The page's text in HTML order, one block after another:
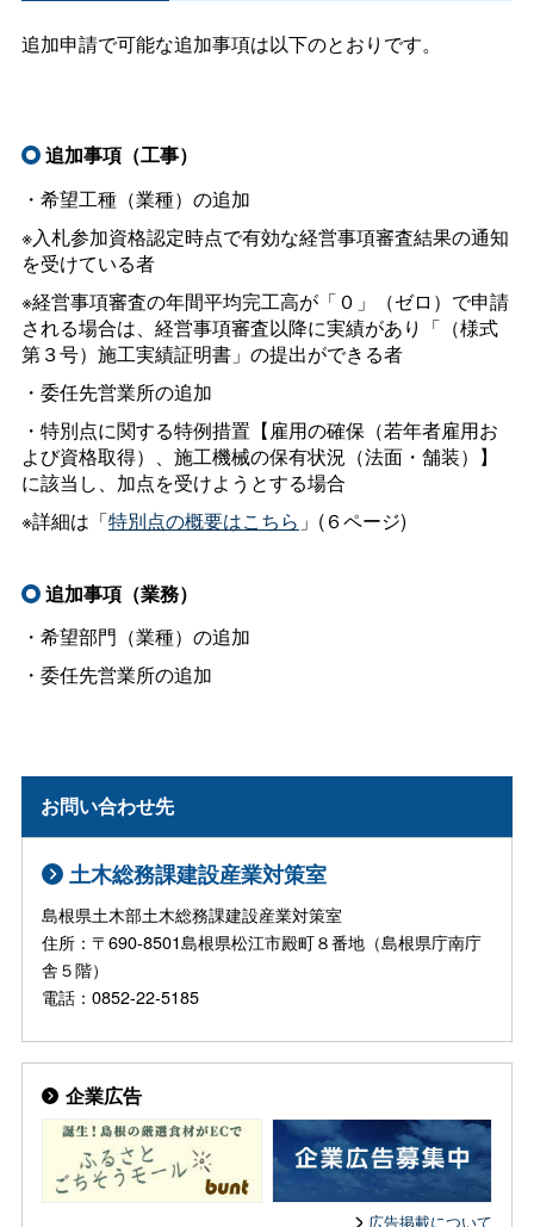
追加申請で可能な追加事項は以下のとおりです。
追加事項（工事）
・希望工種（業種）の追加
※入札参加資格認定時点で有効な経営事項審査結果の通知
を受けている者
※経営事項審査の年間平均完工高が「０」（ゼロ）で申請
される場合は、経営事項審査以降に実績があり「（様式
第３号）施工実績証明書」の提出ができる者
・委任先営業所の追加
・特別点に関する特例措置【雇用の確保（若年者雇用お
よび資格取得）、施工機械の保有状況（法面・舗装）】
に該当し、加点を受けようとする場合
※詳細は「特別点の概要はこちら 」(６ページ)
追加事項（業務）
・希望部門（業種）の追加
・委任先営業所の追加
お問い合わせ先
土木総務課建設産業対策室
島根県土木部土木総務課建設産業対策室
住所：〒690-8501島根県松江市殿町８番地（島根県庁南庁
舎５階）
電話：0852-22-5185
企業広告
広告掲載について